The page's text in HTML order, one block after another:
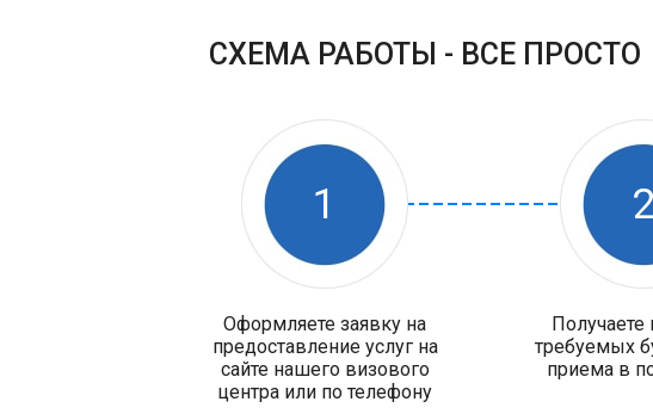
СХЕМА РАБОТЫ - ВСЕ ПРОСТО
1
Оформляете заявку на
предоставление услуг на
сайте нашего визового
центра или по телефону
2
Получаете
требуемых
приема в